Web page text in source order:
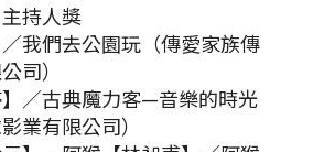
持人獎
我們去公園玩（傳愛家族傳
司）
／古典魔力客—音樂的時光
業有限公司）